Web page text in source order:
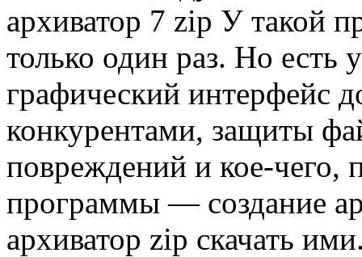
архиватор 7 zip У такой
только один раз. Но
графический интерфейс
конкурентами, защиты
повреждений и кое-чего,
программы — создание
архиватор zip скачать